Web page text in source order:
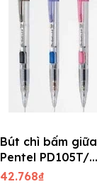
Bút chì bấm giữa
Pentel PD105T/
PD107T
42.768₫